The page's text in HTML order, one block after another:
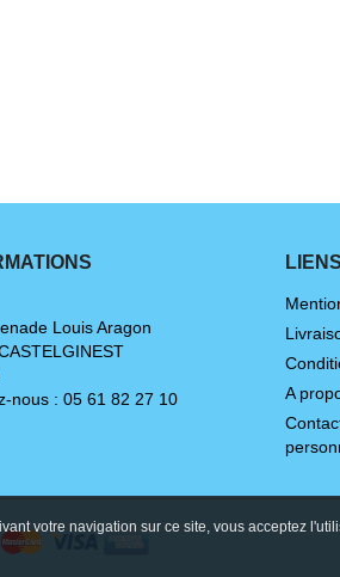
Louis Aragon
nous : 05 61 82 27 10
A
votre navigation sur ce site, vous acceptez